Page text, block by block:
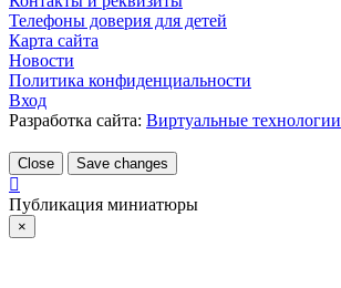
Телефоны доверия для детей
Карта сайта
Новости
Политика конфиденциальности
Вход
Разработка сайта: Виртуальные технологии
Close Save changes
Публикация миниатюры
×